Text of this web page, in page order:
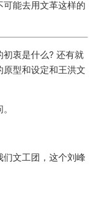
能去用文革这样的
衷是什么? 还有就
型和设定和王洪文
文工团，这个刘峰